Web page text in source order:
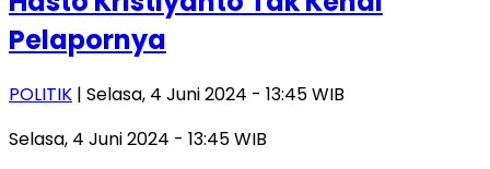
Pelapornya
POLITIK | Selasa, 4 Juni 2024 - 13:45 WIB
Selasa, 4 Juni 2024 - 13:45 WIB